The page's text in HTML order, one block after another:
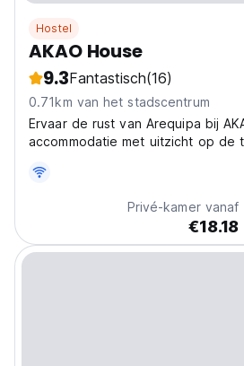
Hostel
AKAO House
9.3Fantastisch(16)
0.71km van het stadscentrum
Ervaar de rust van Arequipa bij
accommodatie met uitzicht op de
Privé-kamer vanaf
€18.18